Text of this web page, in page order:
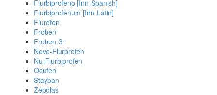
Flurbiprofeno [Inn-Spanish]
Flurbiprofenum [Inn-Latin]
Flurofen
Froben
Froben Sr
Novo-Flurprofen
Nu-Flurbiprofen
Ocufen
Stayban
Zepolas